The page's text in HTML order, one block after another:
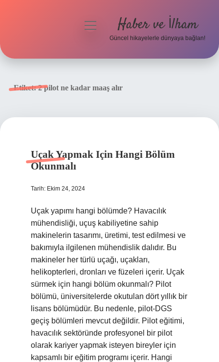
menüyü
Haber ve İlham
Güncel hikayelerle dünyaya bağlan!
Etiket:2 pilot ne kadar maaş alır
Uçak Yapmak Için Hangi Bölüm
Okunmalı
Tarih: Ekim 24, 2024
Uçak yapımı hangi bölümde? Havacılık
mühendisliği, uçuş kabiliyetine sahip
makinelerin tasarımı, üretimi, test edilmesi ve
bakımıyla ilgilenen mühendislik dalıdır. Bu
makineler her türlü uçağı, uçakları,
helikopterleri, dronları ve füzeleri içerir. Uçak
sürmek için hangi bölüm okunmalı? Pilot
bölümü, üniversitelerde okutulan dört yıllık bir
lisans bölümüdür. Bu nedenle, pilot-DGS
geçiş bölümleri mevcut değildir. Pilot eğitimi,
havacılık sektöründe profesyonel bir pilot
olarak kariyer yapmak isteyen bireyler için
kapsamlı bir eğitim programı içerir. Hangi